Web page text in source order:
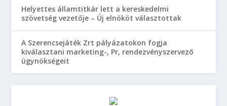
Helyettes államtitkár lett a kereskedelmi
szövetség vezetője – Új elnököt választottak
A Szerencsejáték Zrt pályázatokon fogja
kiválasztani marketing-, Pr, rendezvényszervező
ügynökségeit